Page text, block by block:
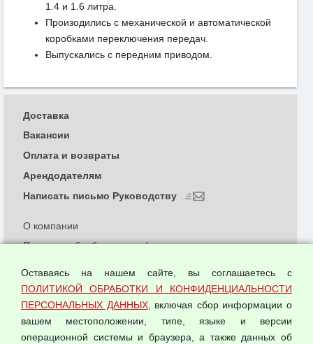
1.4 и 1.6 литра.
Произодились с механической и автоматической
коробками переключения передач.
Выпускались с передним приводом.
О компании
Политика обработки и конфиденциальности
Согласием на обработку персональных данных
Оферта оптовой купли-продажи
Публичная оферта
Доставка
Вакансии
Оплата и возвраты
Арендодателям
Написать письмо Руководству
Оставаясь на нашем сайте, вы соглашаетесь с
ПОЛИТИКОЙ ОБРАБОТКИ И КОНФИДЕНЦИАЛЬНОСТИ
ПЕРСОНАЛЬНЫХ ДАННЫХ, включая сбор информации о
вашем местоположении, типе, языке и версии
операционной системы и браузера, а также данных об